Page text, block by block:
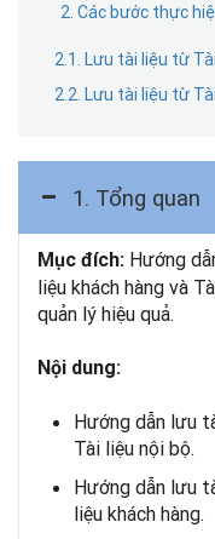
2. Các bước thực
2.1. Lưu tài liệu từ
2.2. Lưu tài liệu từ
1. Tổng quan
Mục đích: Hướng
liệu khách hàng và
quản lý hiệu quả.
Nội dung:
Hướng dẫn lưu
Tài liệu nội bộ.
Hướng dẫn lưu
liệu khách hàng.